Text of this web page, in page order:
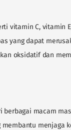
vitamin C, vitamin
yang dapat
oksidatif dan
macam
menjaga